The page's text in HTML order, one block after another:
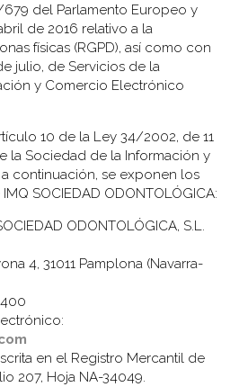
679 del Parlamento Europeo y
de 2016 relativo a la
físicas (RGPD), así como con
julio, de Servicios de la
y Comercio Electrónico
10 de la Ley 34/2002, de 11
la Sociedad de la Información y
continuación, se exponen los
SOCIEDAD ODONTOLÓGICA:
ODONTOLÓGICA, S.L.
4, 31011 Pamplona (Navarra-
en el Registro Mercantil de
207, Hoja NA-34049.